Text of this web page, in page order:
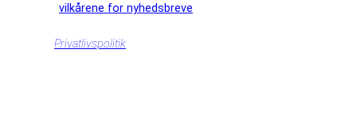
vilkårene for nyhedsbreve
Privatlivspolitik